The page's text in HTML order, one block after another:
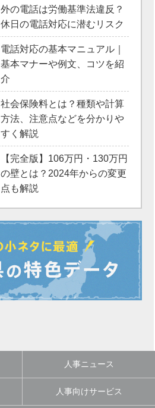
外の電話は労働基準法違反？
休日の電話対応に潜むリスク
電話対応の基本マニュアル｜
基本マナーや例文、コツを紹
介
社会保険料とは？種類や計算
方法、注意点などを分かりや
すく解説
【完全版】106万円・130万円
の壁とは？2024年からの変更
点も解説
人事ニュース
人事向けサービス